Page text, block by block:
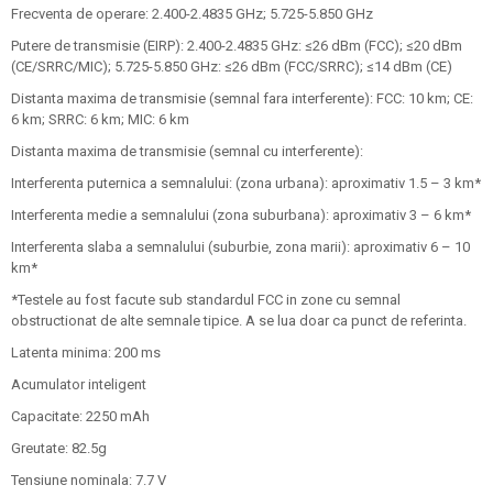
Frecventa de operare: 2.400-2.4835 GHz; 5.725-5.850 GHz
Putere de transmisie (EIRP): 2.400-2.4835 GHz: ≤26 dBm (FCC); ≤20 dBm
(CE/SRRC/MIC); 5.725-5.850 GHz: ≤26 dBm (FCC/SRRC); ≤14 dBm (CE)
Distanta maxima de transmisie (semnal fara interferente): FCC: 10 km; CE:
6 km; SRRC: 6 km; MIC: 6 km
Distanta maxima de transmisie (semnal cu interferente):
Interferenta puternica a semnalului: (zona urbana): aproximativ 1.5 – 3 km*
Interferenta medie a semnalului (zona suburbana): aproximativ 3 – 6 km*
Interferenta slaba a semnalului (suburbie, zona marii): aproximativ 6 – 10
km*
*Testele au fost facute sub standardul FCC in zone cu semnal
obstructionat de alte semnale tipice. A se lua doar ca punct de referinta.
Latenta minima: 200 ms
Acumulator inteligent
Capacitate: 2250 mAh
Greutate: 82.5g
Tensiune nominala: 7.7 V